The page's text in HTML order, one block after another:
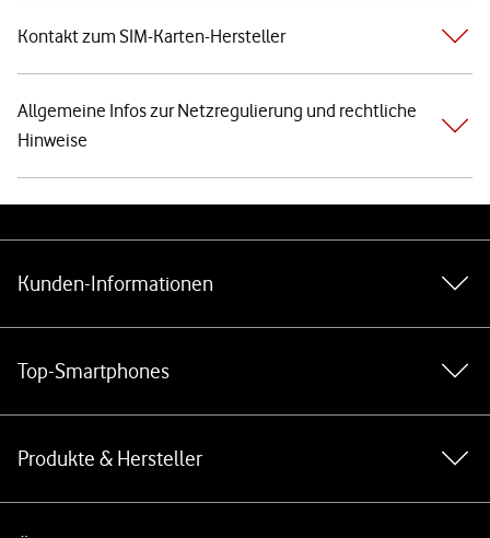
Kontakt zum SIM-Karten-Hersteller
Allgemeine Infos zur Netzregulierung und rechtliche
Hinweise
Kunden-Informationen
Top-Smartphones
Produkte & Hersteller